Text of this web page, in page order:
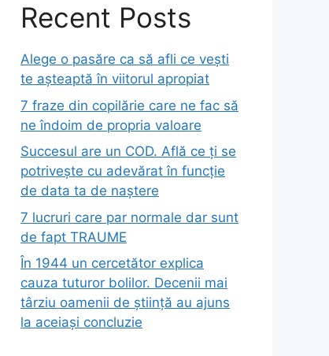
Recent Posts
Alege o pasăre ca să afli ce vești
te așteaptă în viitorul apropiat
7 fraze din copilărie care ne fac să
ne îndoim de propria valoare
Succesul are un COD. Află ce ți se
potrivește cu adevărat în funcție
de data ta de naștere
7 lucruri care par normale dar sunt
de fapt TRAUME
În 1944 un cercetător explica
cauza tuturor bolilor. Decenii mai
târziu oamenii de știință au ajuns
la aceiași concluzie